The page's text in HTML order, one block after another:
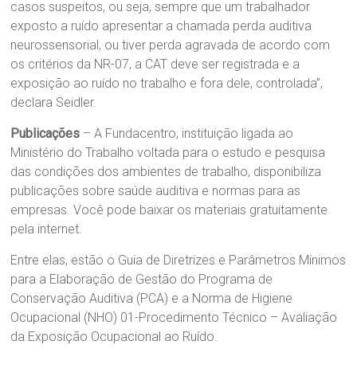
casos suspeitos, ou seja, sempre que um trabalhador
exposto a ruído apresentar a chamada perda auditiva
neurossensorial, ou tiver perda agravada de acordo com
os critérios da NR-07, a CAT deve ser registrada e a
exposição ao ruído no trabalho e fora dele, controlada”,
declara Seidler.
Publicações – A Fundacentro, instituição ligada ao
Ministério do Trabalho voltada para o estudo e pesquisa
das condições dos ambientes de trabalho, disponibiliza
publicações sobre saúde auditiva e normas para as
empresas. Você pode baixar os materiais gratuitamente
pela internet.
Entre elas, estão o Guia de Diretrizes e Parâmetros Mínimos
para a Elaboração de Gestão do Programa de
Conservação Auditiva (PCA) e a Norma de Higiene
Ocupacional (NHO) 01-Procedimento Técnico – Avaliação
da Exposição Ocupacional ao Ruído.